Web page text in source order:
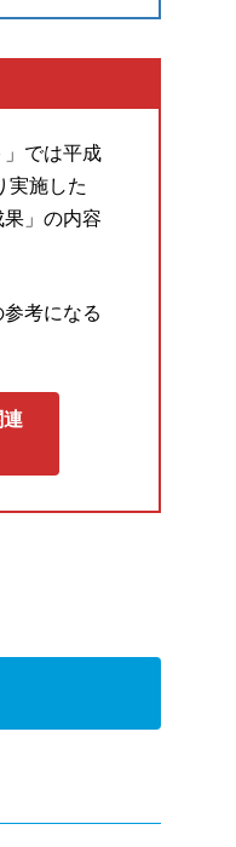
」では平成
実施した
果」の内容
考になる
連